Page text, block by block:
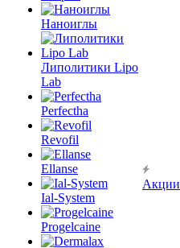
Наноиглы
Липолитики Lipo
Lab
Perfectha
Revofil
Ellanse
Ial-System
Progelcaine
Акции